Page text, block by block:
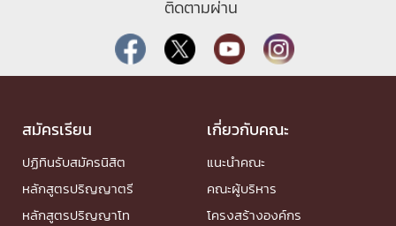
ติดตามผ่าน
สมัครเรียน
ปฏิทินรับสมัครนิสิต
หลักสูตรปริญญาตรี
หลักสูตรปริญญาโท
เกี่ยวกับคณะ
แนะนำคณะ
คณะผู้บริหาร
โครงสร้างองค์กร